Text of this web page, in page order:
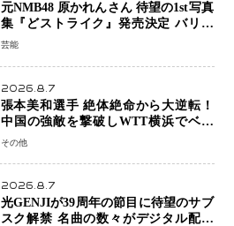
元NMB48 原かれんさん 待望の1st写真
集『どストライク』発売決定 バリで
魅せる25歳の新境地
芸能
2026.8.7
張本美和選手 絶体絶命から大逆転！
中国の強敵を撃破しWTT横浜でベス
ト8進出
その他
2026.8.7
光GENJIが39周年の節目に待望のサブ
スク解禁 名曲の数々がデジタル配信